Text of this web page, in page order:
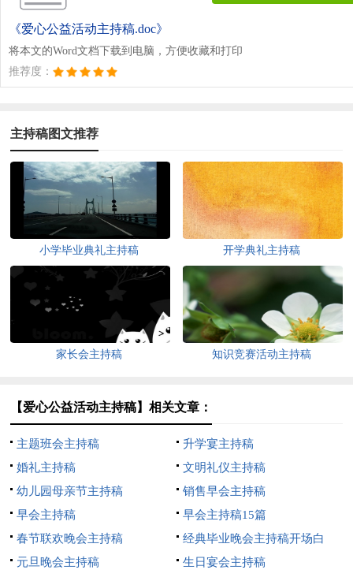
《爱心公益活动主持稿.doc》
将本文的Word文档下载到电脑，方便收藏和打印
推荐度：
主持稿图文推荐
小学毕业典礼主持稿 开学典礼主持稿
家长会主持稿 知识竞赛活动主持稿
【爱心公益活动主持稿】相关文章：
主题班会主持稿
升学宴主持稿
婚礼主持稿
文明礼仪主持稿
幼儿园母亲节主持稿
销售早会主持稿
早会主持稿
早会主持稿15篇
春节联欢晚会主持稿
经典毕业晚会主持稿开场白
元旦晚会主持稿
生日宴会主持稿